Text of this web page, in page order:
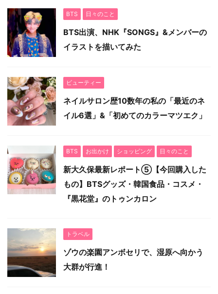
BTS 日々のこと
BTS出演、NHK『SONGS』&メンバーの
イラストを描いてみた
ビューティー
ネイルサロン歴10数年の私の「最近のネ
イル6選」&「初めてのカラーマツエク」
BTS お出かけ ショッピング 日々のこと
新大久保最新レポート⑤【今回購入した
もの】BTSグッズ・韓国食品・コスメ・
『黒花堂』のトゥンカロン
トラベル
ゾウの楽園アンボセリで、湿原へ向かう
大群が行進！